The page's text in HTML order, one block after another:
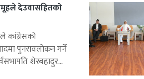
देउवासहितको
कांग्रेसको
पुनरावलोकन गर्ने
शेरबहादुर...